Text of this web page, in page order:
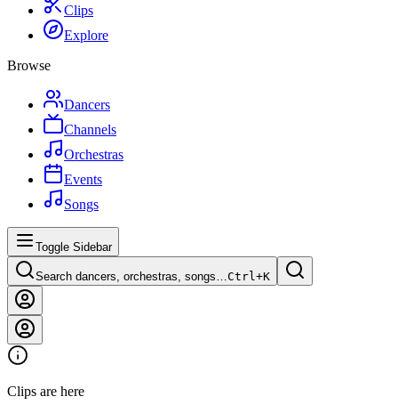
Clips
Explore
Browse
Dancers
Channels
Orchestras
Events
Songs
Toggle Sidebar
Search dancers, orchestras, songs…Ctrl+K
Clips are here